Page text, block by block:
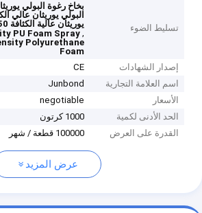
تسليط الضوء
بخاخ رغوة البولي
البولي يوريثان عالي
يوريثان عالية الكثافة 750 مل
,
PU Foam Spray
Polyurethane
Foam
إصدار الشهادات
CE
اسم العلامة التجارية
Junbond
الأسعار
negotiable
الحد الأدنى لكمية
1000 كرتون
القدرة على العرض
100000 قطعة / شهر
عرض المزيد